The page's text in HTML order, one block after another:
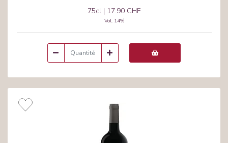
75cl | 17.90 CHF
Vol. 14%